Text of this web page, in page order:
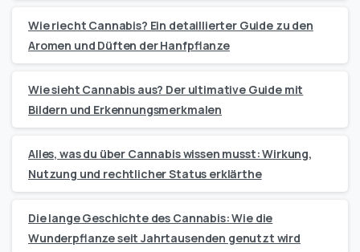
Wie riecht Cannabis? Ein detaillierter Guide zu den
Aromen und Düften der Hanfpflanze
Wie sieht Cannabis aus? Der ultimative Guide mit
Bildern und Erkennungsmerkmalen
Alles, was du über Cannabis wissen musst: Wirkung,
Nutzung und rechtlicher Status erklärthe
Die lange Geschichte des Cannabis: Wie die
Wunderpflanze seit Jahrtausenden genutzt wird